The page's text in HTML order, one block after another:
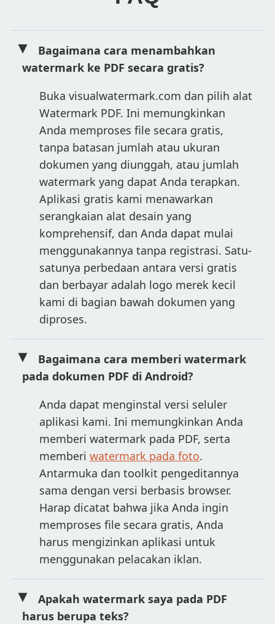
Bagaimana cara menambahkan
watermark ke PDF secara gratis?
Buka visualwatermark.com dan pilih alat
Watermark PDF. Ini memungkinkan
Anda memproses file secara gratis,
tanpa batasan jumlah atau ukuran
dokumen yang diunggah, atau jumlah
watermark yang dapat Anda terapkan.
Aplikasi gratis kami menawarkan
serangkaian alat desain yang
komprehensif, dan Anda dapat mulai
menggunakannya tanpa registrasi. Satu-
satunya perbedaan antara versi gratis
dan berbayar adalah logo merek kecil
kami di bagian bawah dokumen yang
diproses.
Bagaimana cara memberi watermark
pada dokumen PDF di Android?
Anda dapat menginstal versi seluler
aplikasi kami. Ini memungkinkan Anda
memberi watermark pada PDF, serta
memberi watermark pada foto.
Antarmuka dan toolkit pengeditannya
sama dengan versi berbasis browser.
Harap dicatat bahwa jika Anda ingin
memproses file secara gratis, Anda
harus mengizinkan aplikasi untuk
menggunakan pelacakan iklan.
Apakah watermark saya pada PDF
harus berupa teks?